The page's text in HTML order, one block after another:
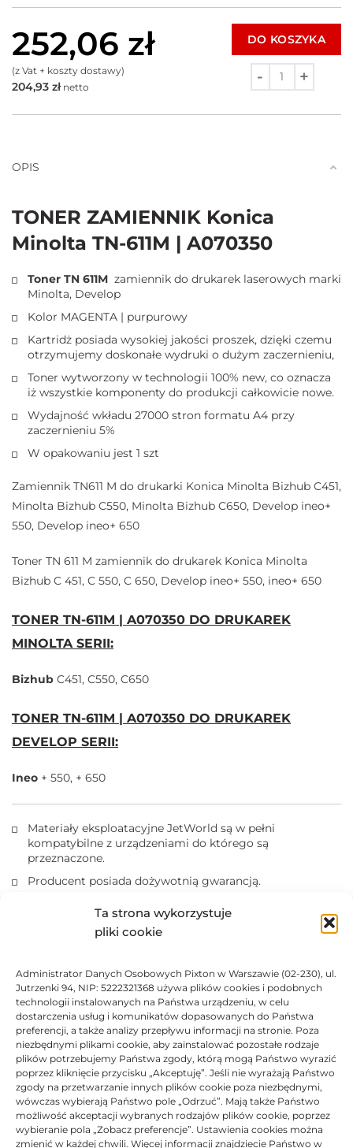
Ta strona wykorzystuje
pliki cookie
Administrator Danych Osobowych Pixton w Warszawie (02-230), ul.
Jutrzenki 94, NIP: 5222321368 używa plików cookies i podobnych
technologii instalowanych na Państwa urządzeniu, w celu
dostarczenia usług i komunikatów dopasowanych do Państwa
preferencji, a także analizy przepływu informacji na stronie. Poza
niezbędnymi plikami cookie, aby zainstalować pozostałe rodzaje
plików potrzebujemy Państwa zgody, którą mogą Państwo wyrazić
poprzez kliknięcie przycisku „Akceptuję”. Jeśli nie wyrażają Państwo
zgody na przetwarzanie innych plików cookie poza niezbędnymi,
wówczas wybierają Państwo pole „Odrzuć”. Mają także Państwo
możliwość akceptacji wybranych rodzajów plików cookie, poprzez
wybieranie pola „Zobacz preferencje”. Ustawienia cookies można
zmienić w każdej chwili. Więcej informacji znajdziecie Państwo w
252,06 zł
(z Vat + koszty dostawy)
204,93 złnetto
DO KOSZYKA
OPIS
TONER ZAMIENNIK Konica
Minolta TN-611M | A070350
Toner TN 611M zamiennik do drukarek laserowych marki
Minolta, Develop
Kolor MAGENTA | purpurowy
Kartridż posiada wysokiej jakości proszek, dzięki czemu
otrzymujemy doskonałe wydruki o dużym zaczernieniu,
Toner wytworzony w technologii 100% new, co oznacza
iż wszystkie komponenty do produkcji całkowicie nowe.
Wydajność wkładu 27000 stron formatu A4 przy
zaczernieniu 5%
W opakowaniu jest 1 szt
Zamiennik TN611 M do drukarki Konica Minolta Bizhub C451,
Minolta Bizhub C550, Minolta Bizhub C650, Develop ineo+
550, Develop ineo+ 650
Toner TN 611 M zamiennik do drukarek Konica Minolta
Bizhub C 451, C 550, C 650, Develop ineo+ 550, ineo+ 650
TONER TN-611M | A070350 DO DRUKAREK
MINOLTA SERII:
Bizhub C451, C550, C650
TONER TN-611M | A070350 DO DRUKAREK
DEVELOP SERII:
Ineo + 550, + 650
Materiały eksploatacyjne JetWorld są w pełni
kompatybilne z urządzeniami do którego są
przeznaczone.
Producent posiada dożywotnią gwarancją.
Kasety z tonerem nie wolno narażać na działanie światła.
celach informacyjnych.
DANE TECHNICZNE
KOMPATYBILNOŚĆ
PRODUKTY POWIĄZANE